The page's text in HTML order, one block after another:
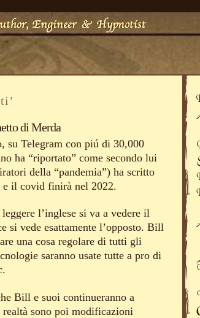
di Merda
su Telegram con piú di 30,000
ha “riportato” come secondo lui
della “pandemia”) ha scritto
e il covid finirà nel 2022.
l’inglese si va a vedere il
si vede esattamente l’opposto. Bill
una cosa regolare di tutti gli
saranno usate tutte a pro di
Bill e suoi continueranno a
sono poi modificazioni